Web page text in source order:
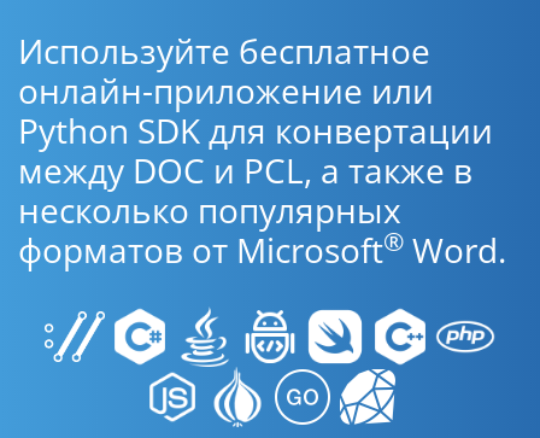
Используйте бесплатное
онлайн-приложение или
Python SDK для конвертации
между DOC и PCL, а также в
несколько популярных
форматов от Microsoft® Word.